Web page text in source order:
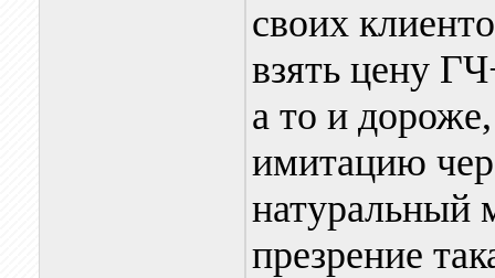
своих
взять цену
а то и
имитацию
натуральный
презрение